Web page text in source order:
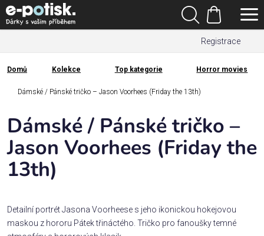
Přejít
na
obsah
Registrace
Hledat
Nákupní
košík
Kategorie
Dárek
pro
Rodina
Povolání,
Domů
Domů Kolekce Top kategorie Horror movies
Dámské / Pánské tričko – Jason Voorhees (Friday the 13th)
Dámské / Pánské tričko –
Jason Voorhees (Friday the
13th)
Detailní portrét Jasona Voorheese s jeho ikonickou hokejovou
maskou z hororu Pátek třináctého. Tričko pro fanoušky temné